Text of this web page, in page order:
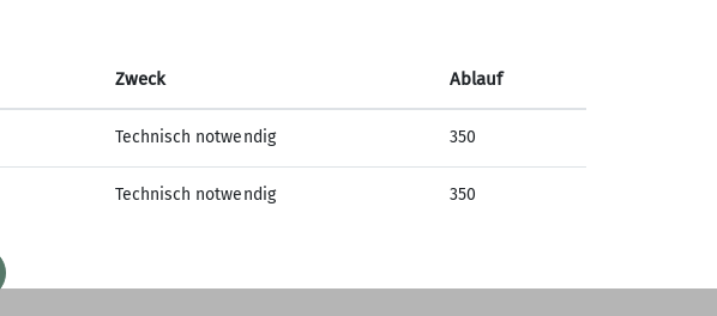
Zweck Ablauf
Technisch notwendig 350
Technisch notwendig 350